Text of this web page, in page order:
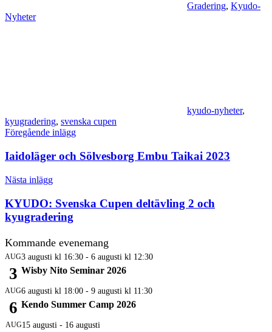
Gradering, Kyudo-
Nyheter
kyudo-nyheter,
kyugradering, svenska cupen
Inläggsnavigering
Föregående inlägg
Iaidoläger och Sölvesborg Embu Taikai 2023
Nästa inlägg
KYUDO: Svenska Cupen deltävling 2 och
kyugradering
Kommande evenemang
AUG
3
3 augusti kl 16:30 - 6 augusti kl 12:30
Wisby Nito Seminar 2026
AUG
6
6 augusti kl 18:00 - 9 augusti kl 11:30
Kendo Summer Camp 2026
AUG15 augusti - 16 augusti